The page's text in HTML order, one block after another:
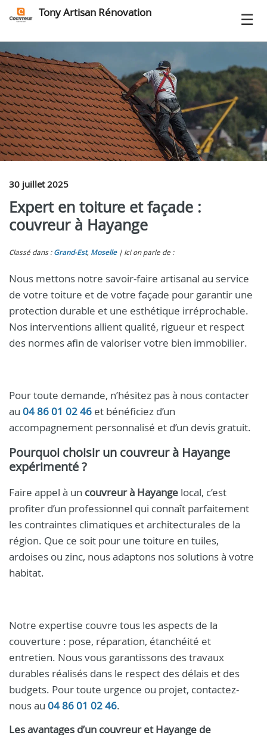
Tony Artisan Rénovation
30 juillet 2025
Expert en toiture et façade :
couvreur à Hayange
Classé dans : Grand-Est, Moselle Ici on parle de :
Nous mettons notre savoir-faire artisanal au service
de votre toiture et de votre façade pour garantir une
protection durable et une esthétique irréprochable.
Nos interventions allient qualité, rigueur et respect
des normes afin de valoriser votre bien immobilier.
Pour toute demande, n’hésitez pas à nous contacter
au 04 86 01 02 46 et bénéficiez d’un
accompagnement personnalisé et d’un devis gratuit.
Pourquoi choisir un couvreur à Hayange
expérimenté ?
Faire appel à un couvreur à Hayange local, c’est
profiter d’un professionnel qui connaît parfaitement
les contraintes climatiques et architecturales de la
région. Que ce soit pour une toiture en tuiles,
ardoises ou zinc, nous adaptons nos solutions à votre
habitat.
Notre expertise couvre tous les aspects de la
couverture : pose, réparation, étanchéité et
entretien. Nous vous garantissons des travaux
durables réalisés dans le respect des délais et des
budgets. Pour toute urgence ou projet, contactez-
nous au 04 86 01 02 46.
Les avantages d’un couvreur et Hayange de